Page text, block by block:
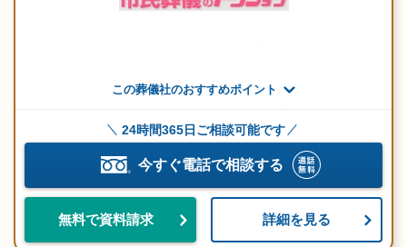
この葬儀社のおすすめポイント
24時間365日ご相談可能です
今すぐ電話で相談する
無料で資料請求 詳細を見る